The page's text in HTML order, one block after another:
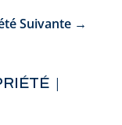
Suivante →
|